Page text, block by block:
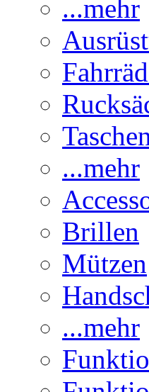
...mehr
...mehr
Brillen
Mützen
...mehr